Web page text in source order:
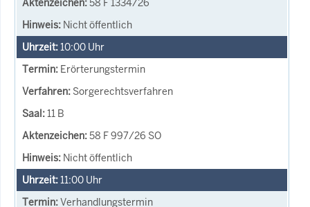
58 F 1334/26
Nicht öffentlich
10:00 Uhr
Erörterungstermin
Sorgerechtsverfahren
11 B
58 F 997/26 SO
Nicht öffentlich
11:00 Uhr
Verhandlungstermin